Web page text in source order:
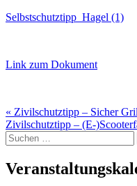
Selbstschutztipp_Hagel (1)
Link zum Dokument
« Zivilschutztipp – Sicher
Zivilschutztipp – (E-
Suche
nach: